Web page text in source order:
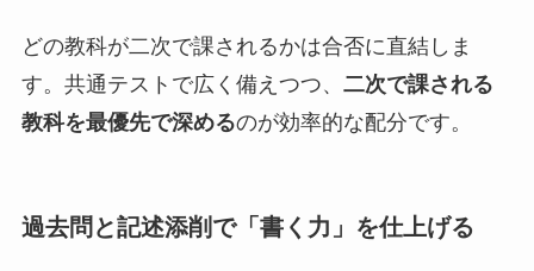
どの教科が二次で課されるかは合否に直結しま
す。共通テストで広く備えつつ、 二次で課される
教科を最優先で深めるのが効率的な配分です。
過去問と記述添削で「書く力」を仕上げる